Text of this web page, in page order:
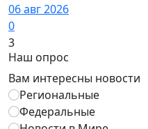
06 авг 2026
0
3
Наш опрос
Вам интересны новости
Региональные
Федеральные